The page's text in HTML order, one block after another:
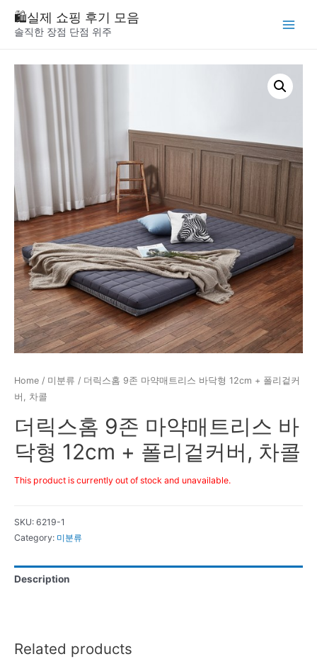
🛍️실제 쇼핑 후기 모음
솔직한 장점 단점 위주
Menu
Home / 미분류 / 더릭스홈 9존 마약매트리스 바닥형 12cm + 폴리겉커
버, 차콜
더릭스홈 9존 마약매트리스 바
닥형 12cm + 폴리겉커버, 차콜
This product is currently out of stock and unavailable.
SKU: 6219-1
Category: 미분류
Description
Related products